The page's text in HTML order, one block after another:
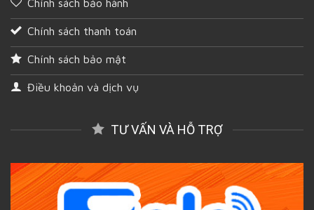
Chính sách bảo hành
Chính sách thanh toán
Chính sách bảo mật
Điều khoản và dịch vụ
TƯ VẤN VÀ HỖ TRỢ